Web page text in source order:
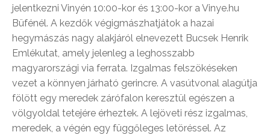
jelentkezni Vinyén 10:00-kor és 13:00-kor a Vinye.hu
Büfénél. A kezdők végigmászhatjátok a hazai
hegymászás nagy alakjáról elnevezett Bucsek Henrik
Emlékutat, amely jelenleg a leghosszabb
magyarországi via ferrata. Izgalmas felszökéseken
vezet a könnyen járható gerincre. A vasútvonal alagútja
fölött egy meredek zárófalon keresztül egészen a
völgyoldal tetejére érheztek. A lejöveti rész izgalmas,
meredek, a végén egy függőleges letöréssel. Az